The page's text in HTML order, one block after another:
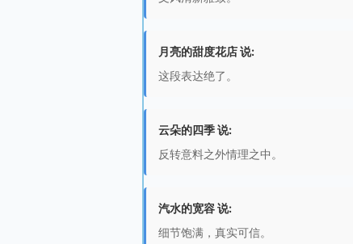
月亮的甜度花店 说:
这段表达绝了。
云朵的四季 说:
反转意料之外情理之中。
汽水的宽容 说:
细节饱满，真实可信。